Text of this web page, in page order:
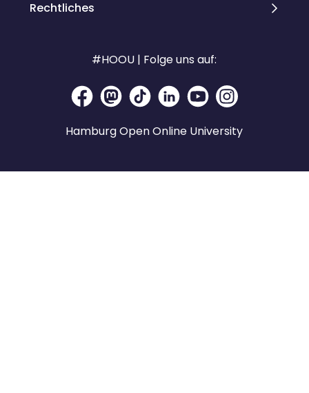
Rechtliches
#HOOU | Folge uns auf:
Hamburg Open Online University